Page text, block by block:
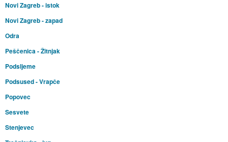
Novi Zagreb - istok
Novi Zagreb - zapad
Odra
Peščenica - Žitnjak
Podsljeme
Podsused - Vrapče
Popovec
Sesvete
Stenjevec